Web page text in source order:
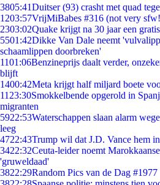
3805:41Duitser (93) crasht met quad
1203:57VrijMiBabes #316 (not very
2303:02Quake krijgt na 30 jaar een
5501:42Dikke Van Dale neemt
schaamlippen doorbreken'
1101:06Benzineprijs daalt verder,
blijft
1400:42Meta krijgt half miljard boete
11 23:30Smokkelbende opgerold in
migranten
5922:53Waterschappen slaan alarm
leeg
4722:43Trump wil dat J.D. Vance hem
3422:32Ceuta-leider noemt
'gruweldaad'
3822:29Random Pics van de Dag #1977